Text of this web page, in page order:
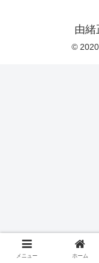
由緒
© 2020
メニュー ホーム